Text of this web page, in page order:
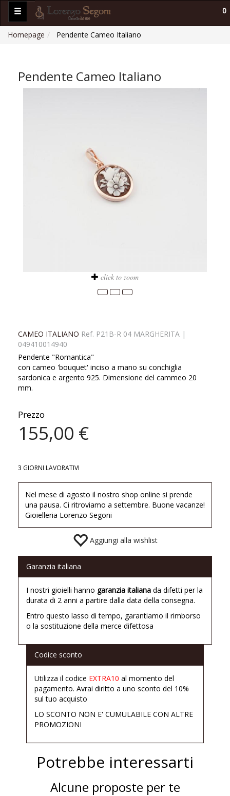
0
Homepage Pendente Cameo Italiano
Pendente Cameo Italiano
click to zoom
CAMEO ITALIANO Ref. P21B-R 04 MARGHERITA |
049410014940
Pendente "Romantica"
con cameo 'bouquet' inciso a mano su conchiglia
sardonica e argento 925. Dimensione del cammeo 20
mm.
Prezzo
155,00 €
3 GIORNI LAVORATIVI
Nel mese di agosto il nostro shop online si prende
una pausa. Ci ritroviamo a settembre. Buone vacanze!
Gioielleria Lorenzo Segoni
Aggiungi alla wishlist
Garanzia italiana
I nostri gioielli hanno garanzia italiana da difetti per la
durata di 2 anni a partire dalla data della consegna.
Entro questo lasso di tempo, garantiamo il rimborso
o la sostituzione della merce difettosa
Codice sconto
Utilizza il codice EXTRA10 al momento del
pagamento. Avrai diritto a uno sconto del 10%
sul tuo acquisto
LO SCONTO NON E' CUMULABILE CON ALTRE
PROMOZIONI
Potrebbe interessarti
Alcune proposte per te